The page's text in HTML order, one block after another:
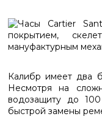
Калибр имеет два
Несмотря на
водозащиту до
быстрой замены